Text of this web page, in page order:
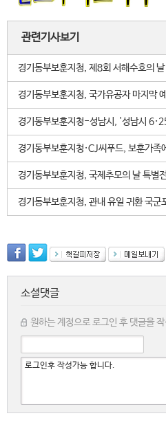
관련기사보기
경기동부보훈지청, 제8회 서해수호의
경기동부보훈지청, 국가유공자 마지막
경기동부보훈지청-성남시, '성남시
경기동부보훈지청·CJ씨푸드, 보훈가족
경기동부보훈지청, 국제추모의 날 특별
경기동부보훈지청, 관내 유일 귀환 국군
소셜댓글
원하는 계정으로 로그인 후 댓글을